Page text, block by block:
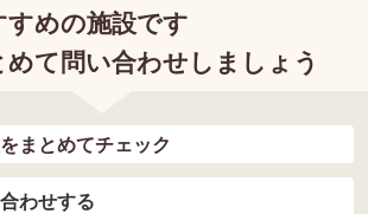
すめの施設です
めて問い合わせしましょう
まとめてチェック
わせする